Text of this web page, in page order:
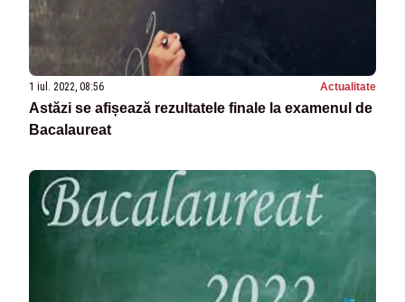
1 iul. 2022, 08:56 Actualitate
Astăzi se afișează rezultatele finale la examenul de
Bacalaureat